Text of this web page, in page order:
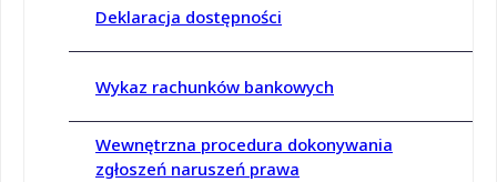
Deklaracja dostępności
Wykaz rachunków bankowych
Wewnętrzna procedura dokonywania
zgłoszeń naruszeń prawa